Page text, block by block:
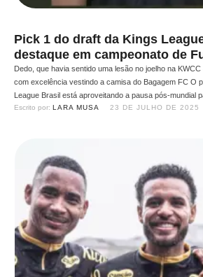
Pick 1 do draft da Kings
destaque em campeonato de
Dedo, que havia sentido uma lesão no joelho na
com excelência vestindo a camisa do Bagagem FC O
League Brasil está aproveitando a pausa pós-mundial
no Fut7. Matheus de Oliveira, o “Dedo”, meio-campista
Escrito por: LARA MUSA 23 DE JULHO DE 2025